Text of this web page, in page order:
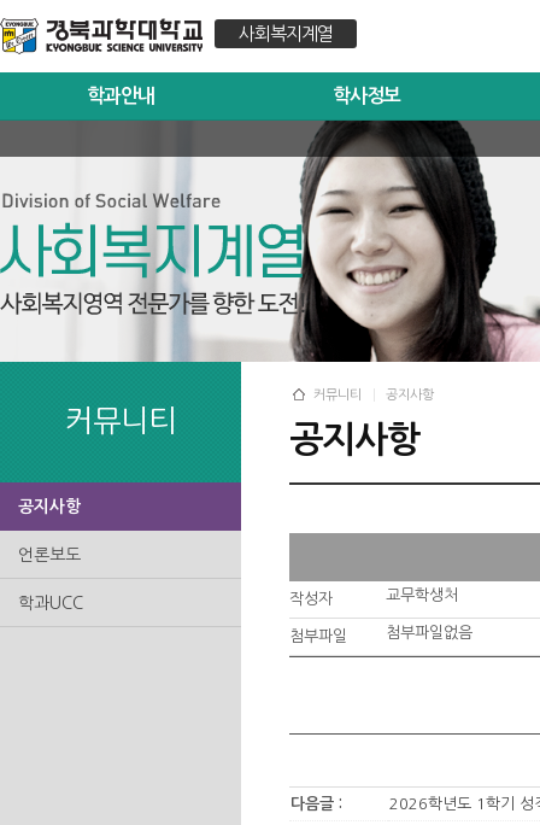
사회복지계열
학과안내 학사정보
커뮤니티
공지사항
언론보도
학과UCC
커뮤니티 공지사항
공지사항
작성자 교무학생처
첨부파일 첨부파일없음
다음글 : 2026학년도 1학기 성